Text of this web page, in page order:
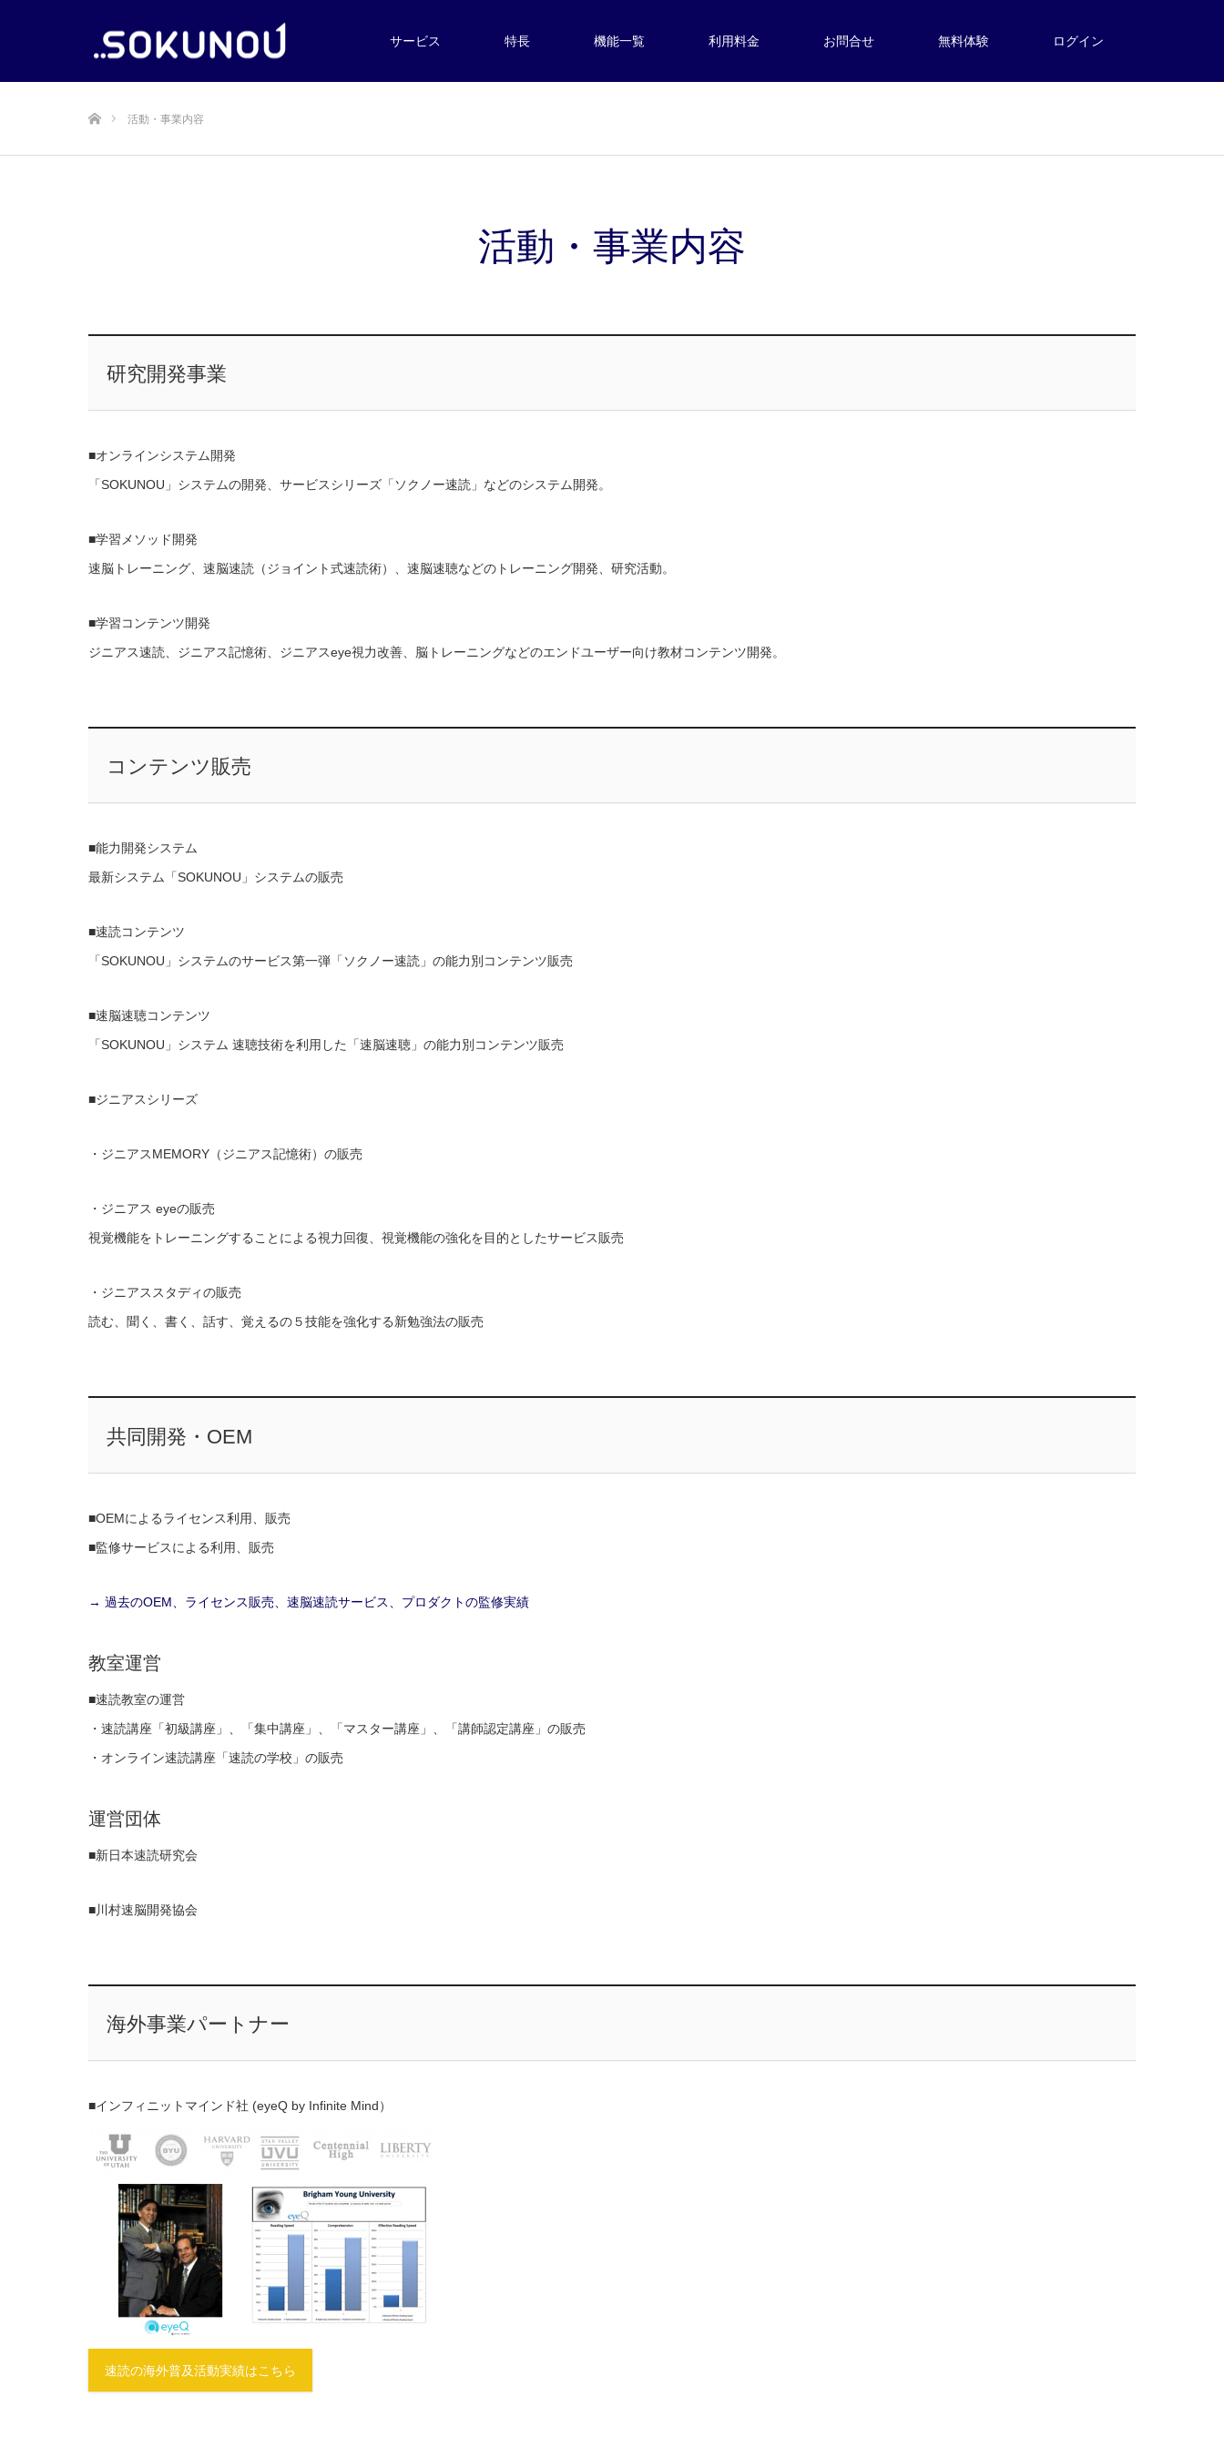
サービス 特長 機能一覧 利用料金 お問合せ 無料体験 ログイン
活動・事業内容
活動・事業内容
研究開発事業
■オンラインシステム開発
「SOKUNOU」システムの開発、サービスシリーズ「ソクノー速読」などのシステム開発。
■学習メソッド開発
速脳トレーニング、速脳速読（ジョイント式速読術）、速脳速聴などのトレーニング開発、研究活動。
■学習コンテンツ開発
ジニアス速読、ジニアス記憶術、ジニアスeye視力改善、脳トレーニングなどのエンドユーザー向け教材コンテンツ開発。
コンテンツ販売
■能力開発システム
最新システム「SOKUNOU」システムの販売
■速読コンテンツ
「SOKUNOU」システムのサービス第一弾「ソクノー速読」の能力別コンテンツ販売
■速脳速聴コンテンツ
「SOKUNOU」システム 速聴技術を利用した「速脳速聴」の能力別コンテンツ販売
■ジニアスシリーズ
・ジニアスMEMORY（ジニアス記憶術）の販売
・ジニアス eyeの販売
視覚機能をトレーニングすることによる視力回復、視覚機能の強化を目的としたサービス販売
・ジニアススタディの販売
読む、聞く、書く、話す、覚えるの５技能を強化する新勉強法の販売
共同開発・OEM
■OEMによるライセンス利用、販売
■監修サービスによる利用、販売
→ 過去のOEM、ライセンス販売、速脳速読サービス、プロダクトの監修実績
教室運営
■速読教室の運営
・速読講座「初級講座」、「集中講座」、「マスター講座」、「講師認定講座」の販売
・オンライン速読講座「速読の学校」の販売
運営団体
■新日本速読研究会
■川村速脳開発協会
海外事業パートナー
■インフィニットマインド社 (eyeQ by Infinite Mind）
速読の海外普及活動実績はこちら